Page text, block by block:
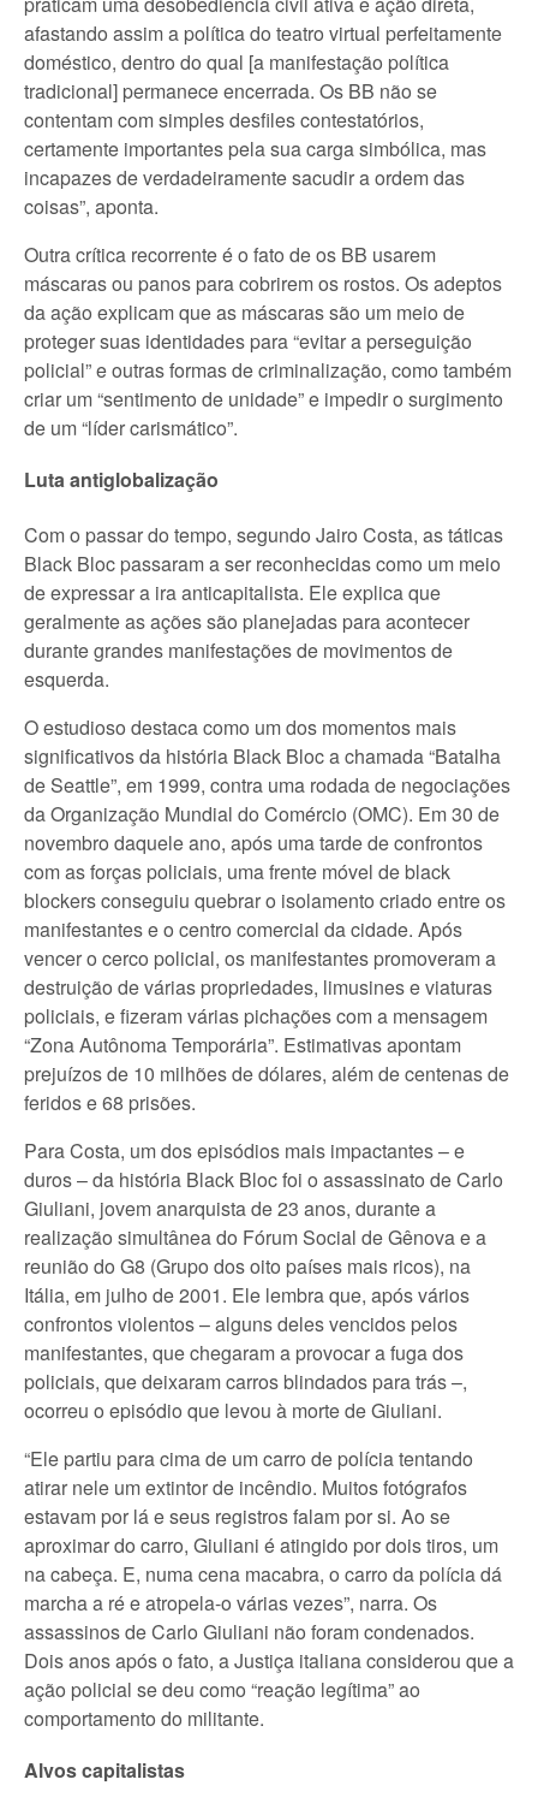
afastando assim a política do teatro virtual perfeitamente
doméstico, dentro do qual [a manifestação política
tradicional] permanece encerrada. Os BB não se
contentam com simples desfiles contestatórios,
certamente importantes pela sua carga simbólica, mas
incapazes de verdadeiramente sacudir a ordem das
coisas”, aponta.
Outra crítica recorrente é o fato de os BB usarem
máscaras ou panos para cobrirem os rostos. Os adeptos
da ação explicam que as máscaras são um meio de
proteger suas identidades para “evitar a perseguição
policial” e outras formas de criminalização, como também
criar um “sentimento de unidade” e impedir o surgimento
de um “líder carismático”.
Luta antiglobalização
Com o passar do tempo, segundo Jairo Costa, as táticas
Black Bloc passaram a ser reconhecidas como um meio
de expressar a ira anticapitalista. Ele explica que
geralmente as ações são planejadas para acontecer
durante grandes manifestações de movimentos de
esquerda.
O estudioso destaca como um dos momentos mais
significativos da história Black Bloc a chamada “Batalha
de Seattle”, em 1999, contra uma rodada de negociações
da Organização Mundial do Comércio (OMC). Em 30 de
novembro daquele ano, após uma tarde de confrontos
com as forças policiais, uma frente móvel de black
blockers conseguiu quebrar o isolamento criado entre os
manifestantes e o centro comercial da cidade. Após
vencer o cerco policial, os manifestantes promoveram a
destruição de várias propriedades, limusines e viaturas
policiais, e fizeram várias pichações com a mensagem
“Zona Autônoma Temporária”. Estimativas apontam
prejuízos de 10 milhões de dólares, além de centenas de
feridos e 68 prisões.
Para Costa, um dos episódios mais impactantes – e
duros – da história Black Bloc foi o assassinato de Carlo
Giuliani, jovem anarquista de 23 anos, durante a
realização simultânea do Fórum Social de Gênova e a
reunião do G8 (Grupo dos oito países mais ricos), na
Itália, em julho de 2001. Ele lembra que, após vários
confrontos violentos – alguns deles vencidos pelos
manifestantes, que chegaram a provocar a fuga dos
policiais, que deixaram carros blindados para trás –,
ocorreu o episódio que levou à morte de Giuliani.
“Ele partiu para cima de um carro de polícia tentando
atirar nele um extintor de incêndio. Muitos fotógrafos
estavam por lá e seus registros falam por si. Ao se
aproximar do carro, Giuliani é atingido por dois tiros, um
na cabeça. E, numa cena macabra, o carro da polícia dá
marcha a ré e atropela-o várias vezes”, narra. Os
assassinos de Carlo Giuliani não foram condenados.
Dois anos após o fato, a Justiça italiana considerou que a
ação policial se deu como “reação legítima” ao
comportamento do militante.
Alvos capitalistas